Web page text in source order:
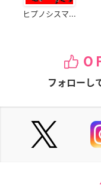
ヒプノシスマ...
フォローし